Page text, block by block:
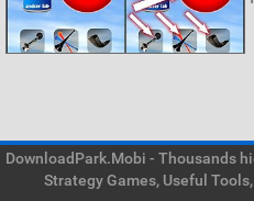
DownloadPark.Mobi - Thousands
Strategy Games, Useful